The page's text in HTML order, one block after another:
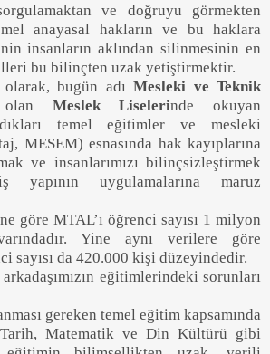
ve doğruyu görmekten
anayasal hakların ve bu haklara
insanların aklından silinmesinin en
leri bu bilinçten uzak yetiştirmektir.
olarak, bugün adı Mesleki ve Teknik
olan Meslek Liselerindeokuyan
temel eğitimler ve mesleki
MESEM) esnasında hak kayıplarına
ve insanlarımızı bilinçsizleştirmek
yapının uygulamalarına maruz
göre MTAL’ı öğrenci sayısı 1 milyon
. Yineaynı verilere göre
sayısı da 420.000 kişi düzeyindedir.
mızın eğitimlerindeki sorunları
gereken temel eğitim kapsamında
Matematik ve Din Kültürü gibi